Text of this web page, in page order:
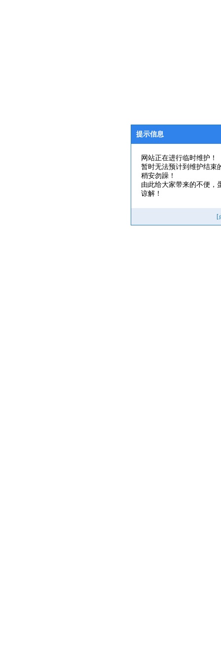
提示信息
网站正在进行临时维护！
暂时无法预计到维护结束
稍安勿躁！
由此给大家带来的不便，
谅解！
[